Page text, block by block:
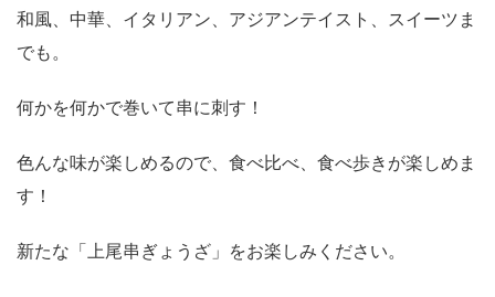
和風、中華、イタリアン、アジアンテイスト、スイーツま
でも。
何かを何かで巻いて串に刺す！
色んな味が楽しめるので、食べ比べ、食べ歩きが楽しめま
す！
新たな「上尾串ぎょうざ」をお楽しみください。